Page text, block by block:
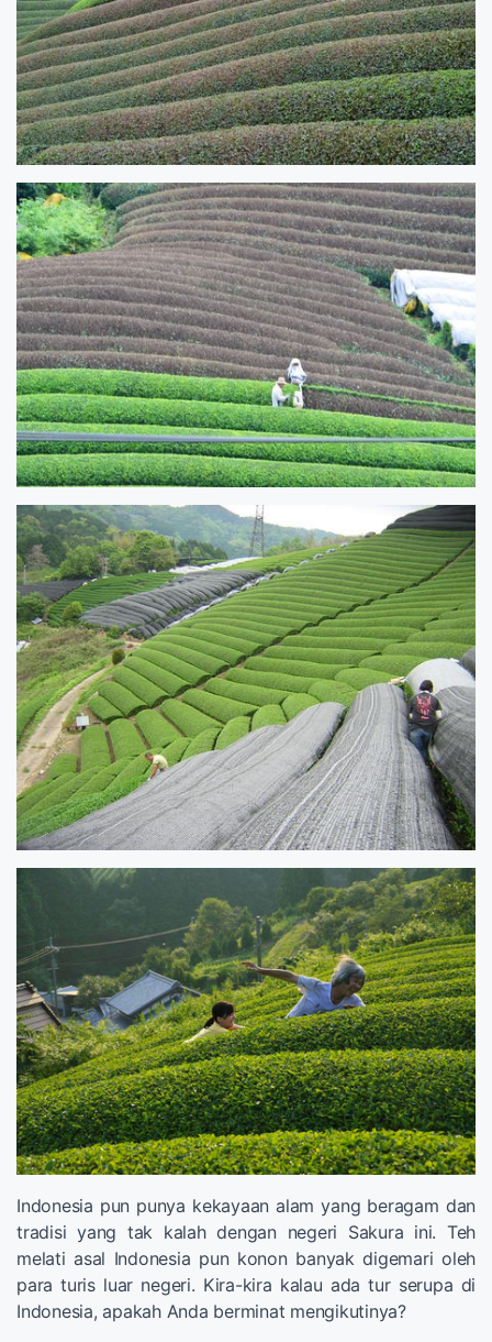
Indonesia pun punya kekayaan alam yang beragam dan
tradisi yang tak kalah dengan negeri Sakura ini. Teh
melati asal Indonesia pun konon banyak digemari oleh
para turis luar negeri. Kira-kira kalau ada tur serupa di
Indonesia, apakah Anda berminat mengikutinya?